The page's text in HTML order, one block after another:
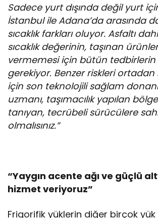
Sadece yurt dışında değil yurt
İstanbul ile Adana’da arasında
sıcaklık farkları oluyor. Asfaltı
sıcaklık değerinin, taşınan
vermemesi için bütün tedbirlerin
gerekiyor. Benzer riskleri ortadan
için son teknolojili sağlam
uzmanı, taşımacılık yapılan
tanıyan, tecrübeli sürücülere
olmalısınız.”
“Yaygın acente ağı ve güçlü
hizmet veriyoruz”
Frigorifik yüklerin diğer birçok